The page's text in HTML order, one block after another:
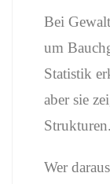
Bei
um
Statistik
aber sie
Strukturen.
Wer